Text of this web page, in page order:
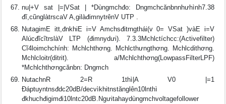
nu|+V sat |=|VSat | *Dùngmchđo: Dngmchcănbnnhưhình7.38
đĩ,cũnglàtrscaV A,gilàđimnytrênV UTP .
NutagimE itt,đnkhiE i=V Amchsđitrngthái(v 0= VSat )vàE i=V
AlúcđĩcĩtrslàV LTP (đimnydưi). 7.3.3Mchlctíchcc:(Activefilter)
Cĩ4loimchchính: Mchlchthơng. Mchlcthưngthơng. Mchlcdithơng.
Mchlcloitr(ditrit). a/Mchlchthơng(LowpassFilterLPF)
*Mchlchthơngcănbn: Dngmch
NutachnR 2=R 1thì|A V0 |=1
Ðáptuyntnsđdc20dB/decvìkhitnstănglên10lnthì
đkhuchđigimđi10lntc20dB.Ngưitahaydùngmchvoltagefollower